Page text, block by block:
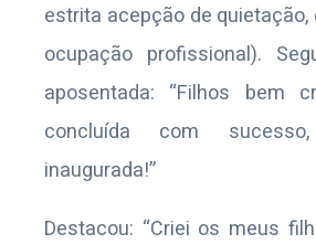
estrita acepção de
ocupação profissional).
aposentada: “Filhos bem
concluída com
inaugurada!”
Destacou: “Criei os meus